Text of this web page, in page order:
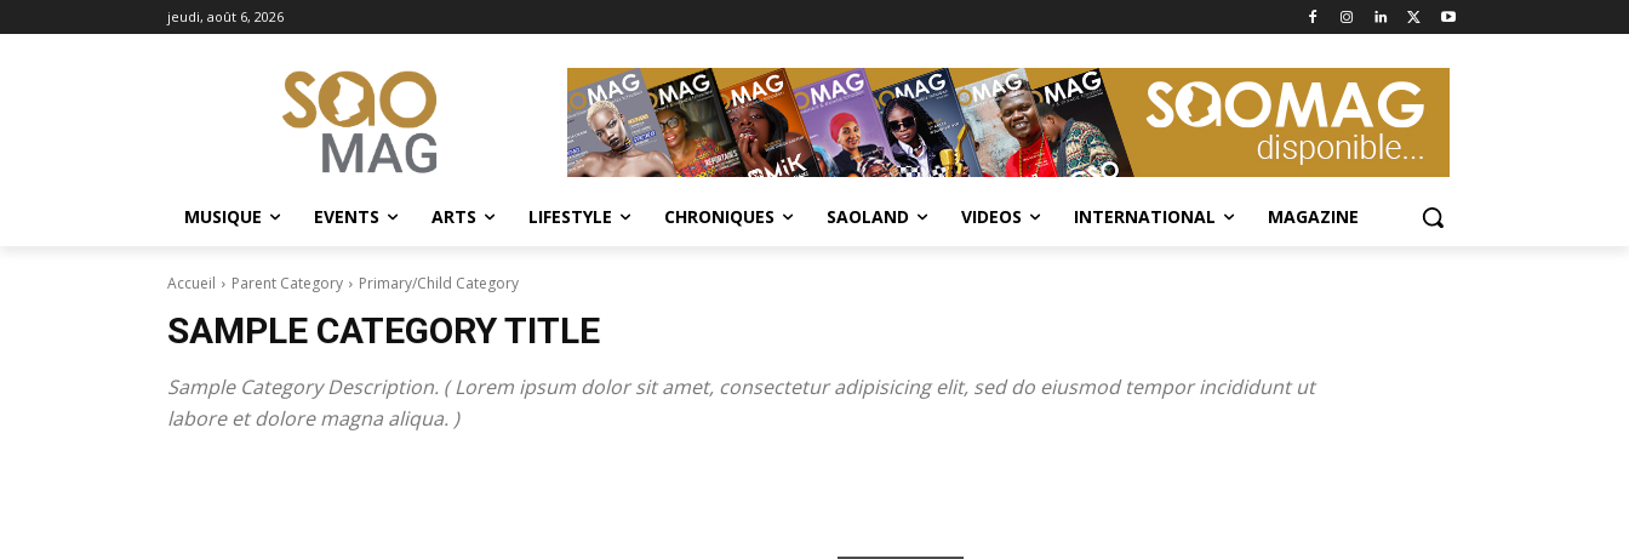
jeudi, août 6, 2026
MUSIQUE EVENTS ARTS LIFESTYLE CHRONIQUES SAOLAND VIDEOS INTERNATIONAL MAGAZINE
Accueil Parent Category Primary/Child Category
SAMPLE CATEGORY TITLE
Sample Category Description. ( Lorem ipsum dolor sit amet, consectetur adipisicing elit, sed do eiusmod tempor incididunt ut
labore et dolore magna aliqua. )